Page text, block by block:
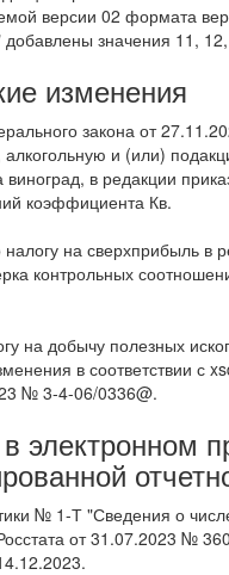
версии 02 формата
добавлены значения 11,
изменения
закона от
алкогольную и (или)
виноград, в редакции
коэффициента Кв.
на сверхприбыль
контрольных
на добычу полезных
в соответствии
№ 3-4-06/0336@.
электронном
№ 1-Т "Сведения о
от 31.07.2023 №